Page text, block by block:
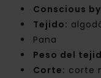
Conscious
Tejido:
Pana
Peso del
Corte: corte